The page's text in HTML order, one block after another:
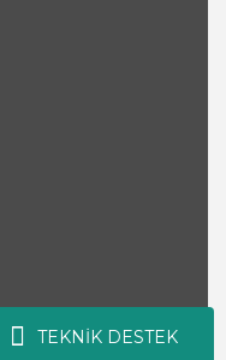
TEKNİK DESTEK